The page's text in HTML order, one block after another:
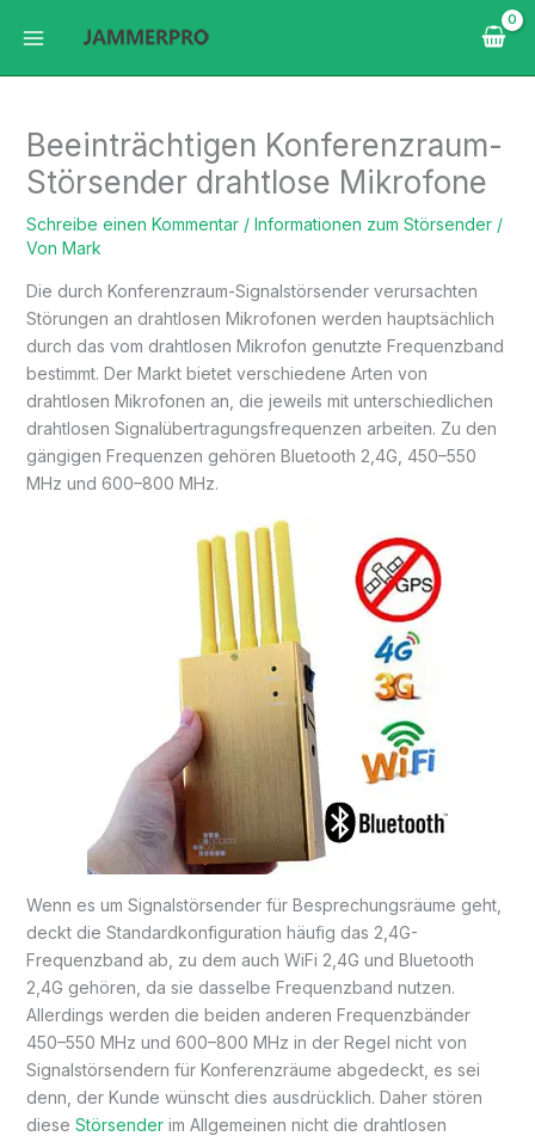
Inhalt
Beeinträchtigen Konferenzraum-
Störsender drahtlose Mikrofone
Schreibe einen Kommentar / Informationen zum Störsender/
Von Mark
Die durch Konferenzraum-Signalstörsender verursachten
Störungen an drahtlosen Mikrofonen werden hauptsächlich
durch das vom drahtlosen Mikrofon genutzte Frequenzband
bestimmt. Der Markt bietet verschiedene Arten von
drahtlosen Mikrofonen an, die jeweils mit unterschiedlichen
drahtlosen Signalübertragungsfrequenzen arbeiten. Zu den
gängigen Frequenzen gehören Bluetooth 2,4G, 450–550
MHz und 600–800 MHz.
Wenn es um Signalstörsender für Besprechungsräume geht,
deckt die Standardkonfiguration häufig das 2,4G-
Frequenzband ab, zu dem auch WiFi 2,4G und Bluetooth
2,4G gehören, da sie dasselbe Frequenzband nutzen.
Allerdings werden die beiden anderen Frequenzbänder
450–550 MHz und 600–800 MHz in der Regel nicht von
Signalstörsendern für Konferenzräume abgedeckt, es sei
denn, der Kunde wünscht dies ausdrücklich. Daher stören
diese Störsenderim Allgemeinen nicht die drahtlosen